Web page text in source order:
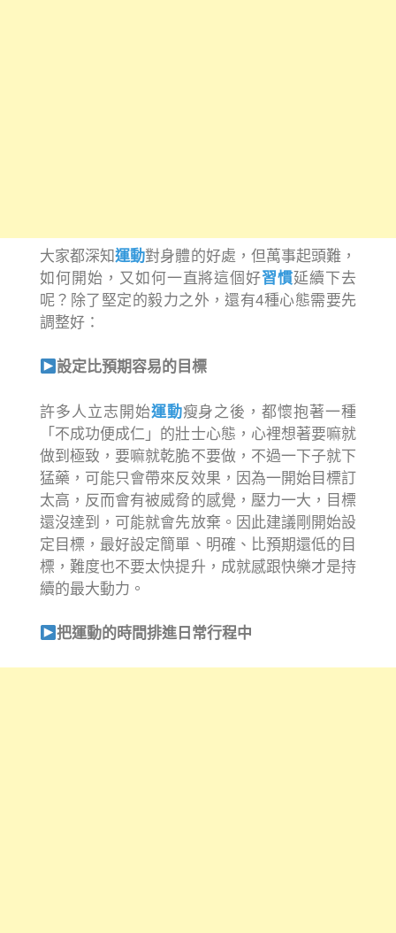
大家都深知運動對身體的好處，但萬事起頭難，
如何開始，又如何一直將這個好習慣延續下去
呢？除了堅定的毅力之外，還有4種心態需要先
調整好：
設定比預期容易的目標
許多人立志開始運動瘦身之後，都懷抱著一種
「不成功便成仁」的壯士心態，心裡想著要嘛就
做到極致，要嘛就乾脆不要做，不過一下子就下
猛藥，可能只會帶來反效果，因為一開始目標訂
太高，反而會有被威脅的感覺，壓力一大，目標
還沒達到，可能就會先放棄。因此建議剛開始設
定目標，最好設定簡單、明確、比預期還低的目
標，難度也不要太快提升，成就感跟快樂才是持
續的最大動力。
把運動的時間排進日常行程中